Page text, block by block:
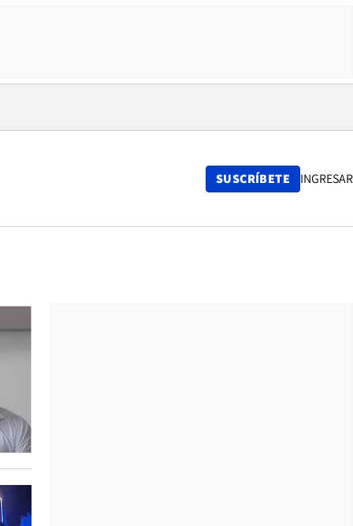
SUSCRÍBETE INGRESAR